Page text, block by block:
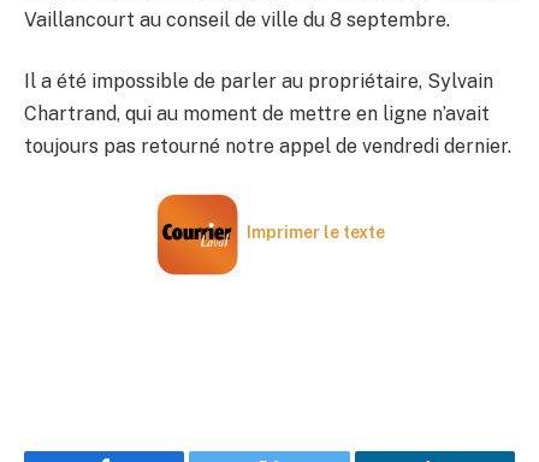
Vaillancourt au conseil de ville du 8 septembre.
Il a été impossible de parler au propriétaire, Sylvain
Chartrand, qui au moment de mettre en ligne n’avait
toujours pas retourné notre appel de vendredi dernier.
Imprimer le texte